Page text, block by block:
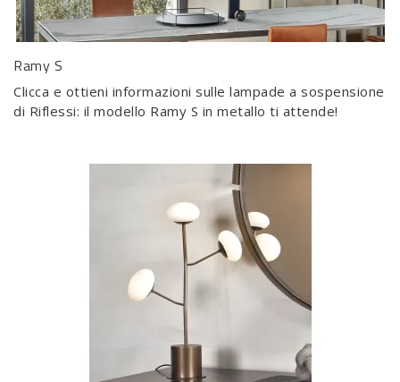
Ramy S
Clicca e ottieni informazioni sulle lampade a sospensione
di Riflessi: il modello Ramy S in metallo ti attende!